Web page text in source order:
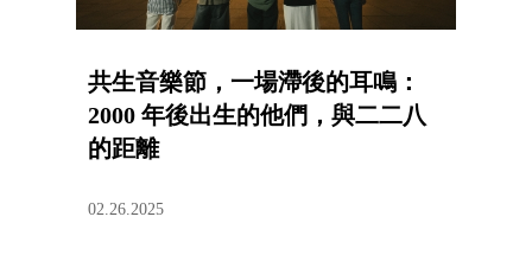
共生音樂節，一場滯後的耳鳴：
2000 年後出生的他們，與二二八
的距離
02.26.2025